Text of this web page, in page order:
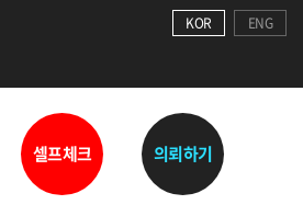
KOR ENG
셀프체크 의뢰하기